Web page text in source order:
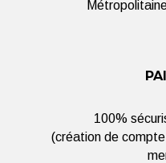
100%
(création de